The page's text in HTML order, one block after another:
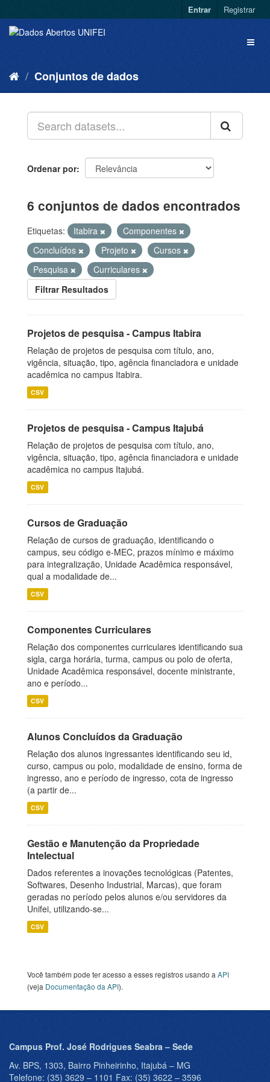
Entrar Registrar
Conjuntos de dados
Ordenar por
6 conjuntos de dados encontrados
Etiquetas: Itabira
Componentes
Concluídos
Projeto
Cursos
Pesquisa
Curriculares
Filtrar Resultados
Projetos de pesquisa - Campus Itabira
Relação de projetos de pesquisa com título, ano,
vigência, situação, tipo, agência financiadora e unidade
acadêmica no campus Itabira.
CSV
Projetos de pesquisa - Campus Itajubá
Relação de projetos de pesquisa com título, ano,
vigência, situação, tipo, agência financiadora e unidade
acadêmica no campus Itajubá.
CSV
Cursos de Graduação
Relação de cursos de graduação, identificando o
campus, seu código e-MEC, prazos mínimo e máximo
para integralização, Unidade Acadêmica responsável,
qual a modalidade de...
CSV
Componentes Curriculares
Relação dos componentes curriculares identificando sua
sigla, carga horária, turma, campus ou polo de oferta,
Unidade Acadêmica responsável, docente ministrante,
ano e período...
CSV
Alunos Concluídos da Graduação
Relação dos alunos ingressantes identificando seu id,
curso, campus ou polo, modalidade de ensino, forma de
ingresso, ano e período de ingresso, cota de ingresso
(a partir de...
CSV
Gestão e Manutenção da Propriedade
Intelectual
Dados referentes a inovações tecnológicas (Patentes,
Softwares, Desenho Industrial, Marcas), que foram
geradas no período pelos alunos e/ou servidores da
Unifei, utilizando-se...
CSV
Você também pode ter acesso a esses registros usando a API
(veja Documentação da API).
Campus Prof. José Rodrigues Seabra – Sede
Av. BPS, 1303, Bairro Pinheirinho, Itajubá – MG
Telefone: (35) 3629 – 1101 Fax: (35) 3622 – 3596